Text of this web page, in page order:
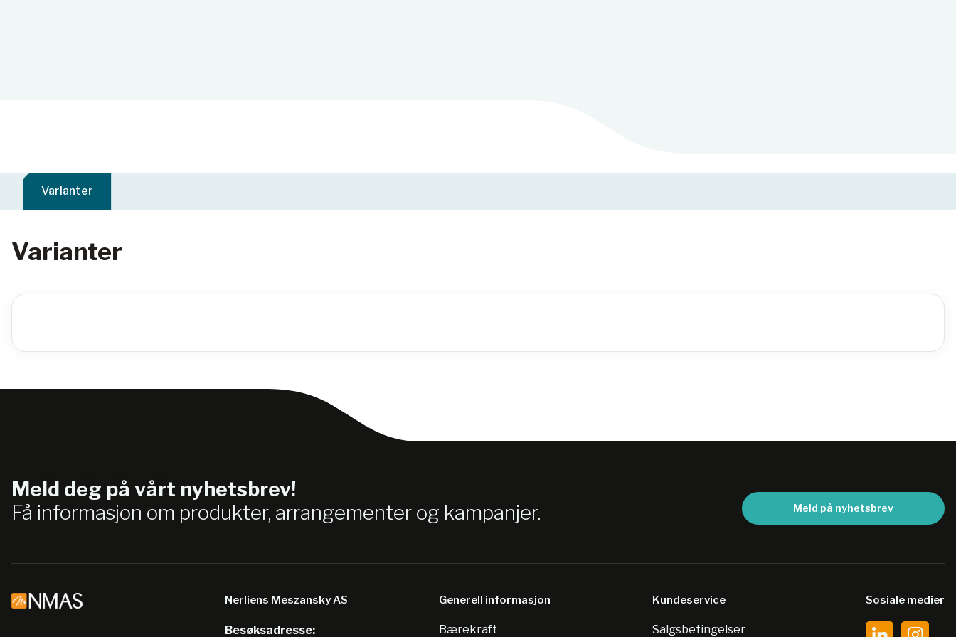
Varianter
Varianter
Meld deg på vårt nyhetsbrev!
Få informasjon om produkter, arrangementer og kampanjer.
Meld på nyhetsbrev
Nerliens Meszansky AS
Besøksadresse:
Generell informasjon
Bærekraft
Kundeservice
Salgsbetingelser
Sosiale medier